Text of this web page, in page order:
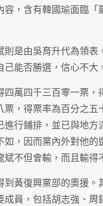
，含有韓國瑜面臨「
是由吳育升代為領表
能否勝選，信心不大
萬四千三百零一票，
，得票率為百分之五
行鋪排，並已與地方
，因而黨內外對他的
不但會輸，而且輸得
黃復興黨部的奧援。
員，包括胡志強、周